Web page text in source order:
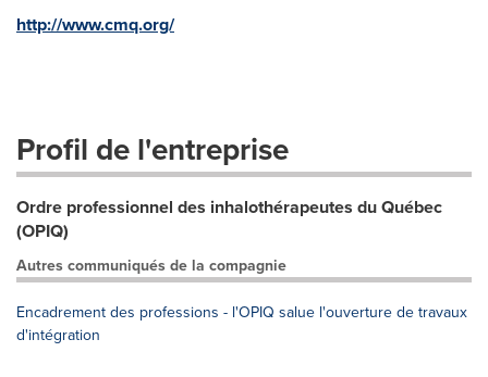
http://www.cmq.org/
Profil de l'entreprise
Ordre professionnel des inhalothérapeutes du Québec
(OPIQ)
Autres communiqués de la compagnie
Encadrement des professions - l'OPIQ salue l'ouverture de travaux
d'intégration